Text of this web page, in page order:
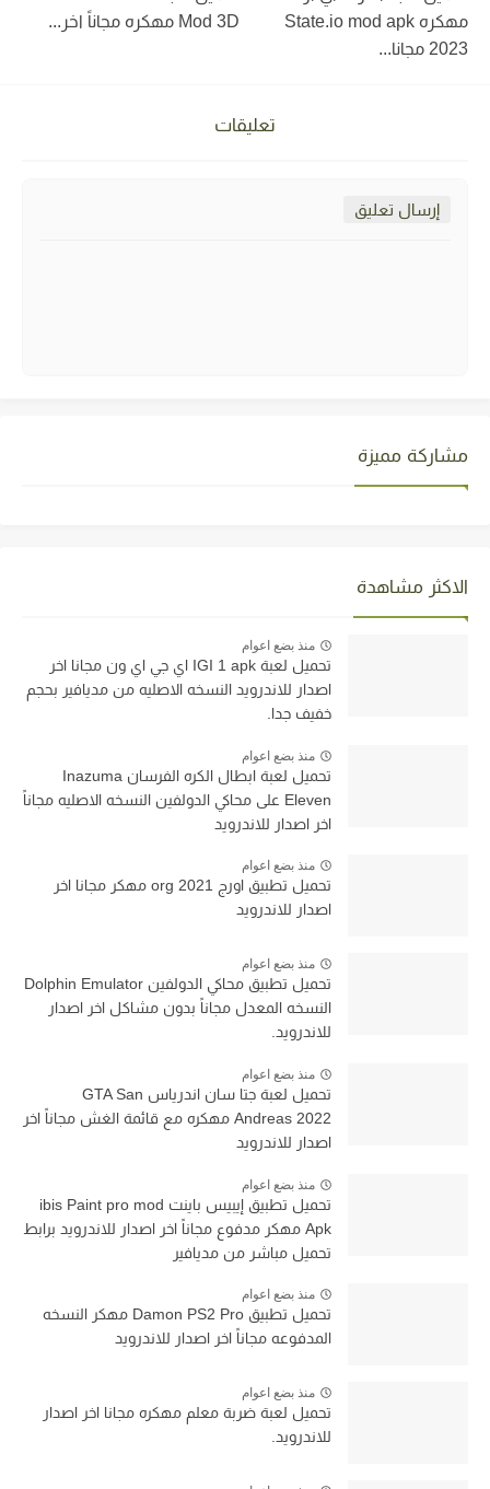
مهكره State.io mod apk
2023 مجانا...
Mod 3D مهكره مجاناً اخر...
تعليقات
إرسال تعليق
مشاركة مميزة
الاكثر مشاهدة
منذ بضع اعوام
تحميل لعبة IGI 1 apk اي جي اي ون مجانا اخر
اصدار للاندرويد النسخه الاصليه من مديافير بحجم
خفيف جدا.
منذ بضع اعوام
تحميل لعبة ابطال الكره الفرسان Inazuma
Eleven على محاكي الدولفين النسخه الاصليه مجاناً
اخر اصدار للاندرويد
منذ بضع اعوام
تحميل تطبيق اورج org 2021 مهكر مجانا اخر
اصدار للاندرويد
منذ بضع اعوام
تحميل تطبيق محاكي الدولفين Dolphin Emulator
النسخه المعدل مجاناً بدون مشاكل اخر اصدار
للاندرويد.
منذ بضع اعوام
تحميل لعبة جتا سان اندرياس GTA San
Andreas 2022 مهكره مع قائمة الغش مجاناً اخر
اصدار للاندرويد
منذ بضع اعوام
تحميل تطبيق إيبيس باينت ibis Paint pro mod
Apk مهكر مدفوع مجاناً اخر اصدار للاندرويد برابط
تحميل مباشر من مديافير
منذ بضع اعوام
تحميل تطبيق Damon PS2 Pro مهكر النسخه
المدفوعه مجاناً اخر اصدار للاندرويد
منذ بضع اعوام
تحميل لعبة ضربة معلم مهكره مجانا اخر اصدار
للاندرويد.